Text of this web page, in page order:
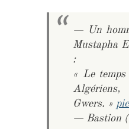
— Un
Mustapha
:
« Le
Gwers. »
— Bastion